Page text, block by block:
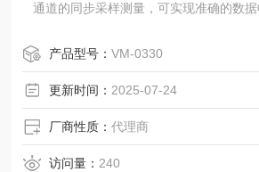
通道的同步采样测量，可实现准确的数据
产品型号：VM-0330
更新时间： 2025-07-24
厂商性质：代理商
访问量： 240